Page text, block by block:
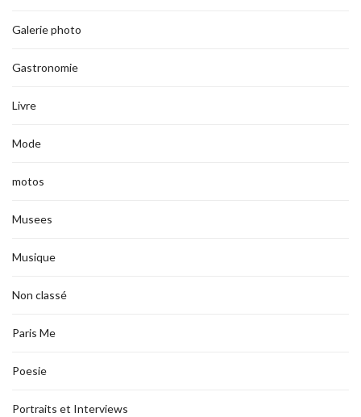
Galerie photo
Gastronomie
Livre
Mode
motos
Musees
Musique
Non classé
Paris Me
Poesie
Portraits et Interviews